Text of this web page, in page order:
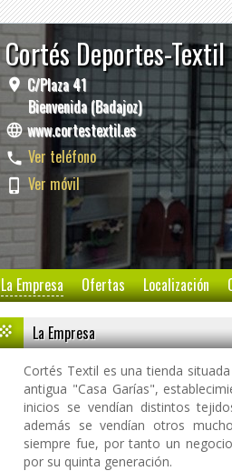
Cortés Deportes-Textil
C/Plaza 41
Bienvenida (Badajoz)
www.cortestextil.es
Ver teléfono
Ver móvil
La Empresa Ofertas Localización
La Empresa
Cortés Textil es una tienda
antigua "Casa Garías",
inicios se vendían distintos
además se vendían otros
siempre fue, por tanto un
por su quinta generación.